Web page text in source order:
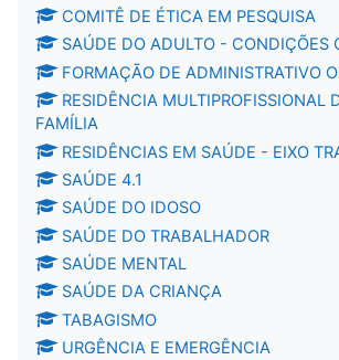
COMITÊ DE ÉTICA EM PESQUISA
SAÚDE DO ADULTO - CONDIÇÕES
FORMAÇÃO DE ADMINISTRATIVO
RESIDÊNCIA MULTIPROFISSIONAL
FAMÍLIA
RESIDÊNCIAS EM SAÚDE - EIXO
SAÚDE 4.1
SAÚDE DO IDOSO
SAÚDE DO TRABALHADOR
SAÚDE MENTAL
SAÚDE DA CRIANÇA
TABAGISMO
URGÊNCIA E EMERGÊNCIA